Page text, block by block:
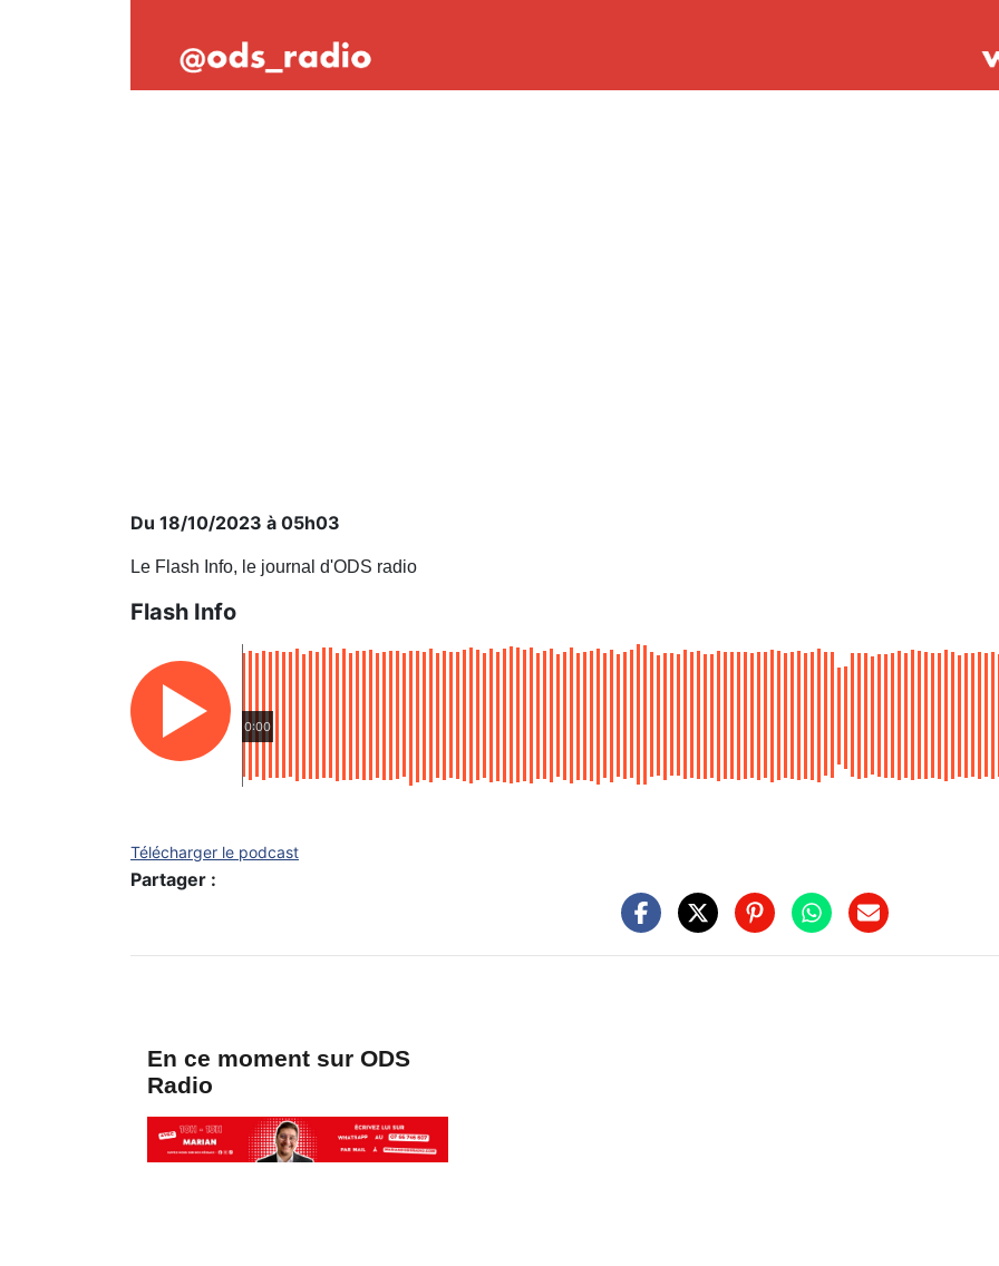
Du 18/10/2023 à 05h03
Le Flash Info, le journal d'ODS radio
Flash Info
0:00
Télécharger le podcast
Partager :
En ce moment sur ODS
Radio